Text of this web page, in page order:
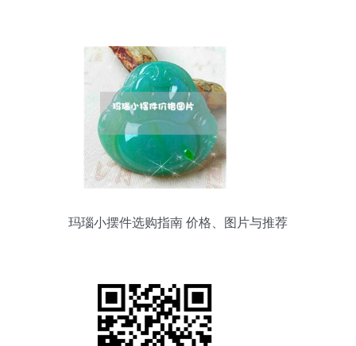
玛瑙小摆件选购指南 价格、图片与推荐